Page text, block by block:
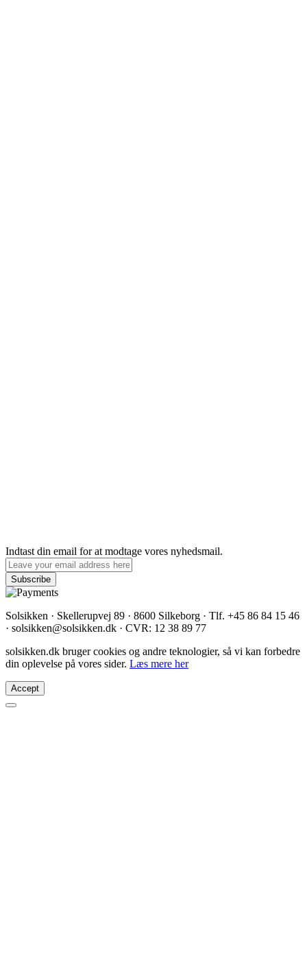
Indtast din email for at modtage vores nyhedsmail.
Solsikken · Skellerupvej 89 · 8600 Silkeborg · Tlf. +45 86 84 15 46
· solsikken@solsikken.dk · CVR: 12 38 89 77
solsikken.dk bruger cookies og andre teknologier, så vi kan forbedre
din oplevelse på vores sider. Læs mere her
Accept